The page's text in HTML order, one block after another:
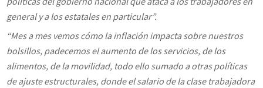
general y a los estatales en particular”.
“Mes a mes vemos cómo la inflación impacta sobre nuestros
bolsillos, padecemos el aumento de los servicios, de los
alimentos, de la movilidad, todo ello sumado a otras políticas
de ajuste estructurales, donde el salario de la clase trabajadora